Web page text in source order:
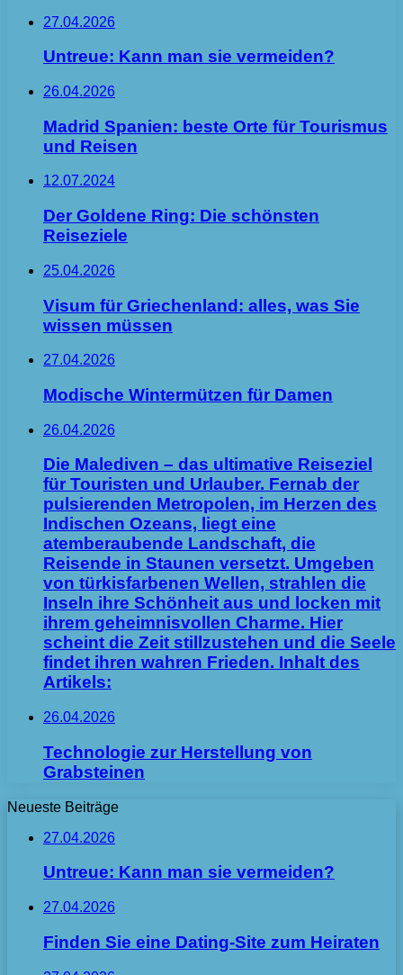
27.04.2026
Untreue: Kann man sie vermeiden?
26.04.2026
Madrid Spanien: beste Orte für Tourismus
und Reisen
12.07.2024
Der Goldene Ring: Die schönsten
Reiseziele
25.04.2026
Visum für Griechenland: alles, was Sie
wissen müssen
27.04.2026
Modische Wintermützen für Damen
26.04.2026
Die Malediven – das ultimative Reiseziel
für Touristen und Urlauber. Fernab der
pulsierenden Metropolen, im Herzen des
Indischen Ozeans, liegt eine
atemberaubende Landschaft, die
Reisende in Staunen versetzt. Umgeben
von türkisfarbenen Wellen, strahlen die
Inseln ihre Schönheit aus und locken mit
ihrem geheimnisvollen Charme. Hier
scheint die Zeit stillzustehen und die Seele
findet ihren wahren Frieden. Inhalt des
Artikels:
26.04.2026
Technologie zur Herstellung von
Grabsteinen
Neueste Beiträge
27.04.2026
Untreue: Kann man sie vermeiden?
27.04.2026
Finden Sie eine Dating-Site zum Heiraten